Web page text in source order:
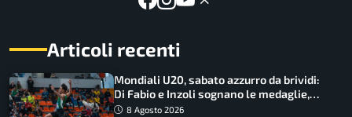
Articoli recenti
Mondiali U20, sabato azzurro da brividi:
Di Fabio e Inzoli sognano le medaglie,
Castellani e Succo in finale
8 Agosto 2026